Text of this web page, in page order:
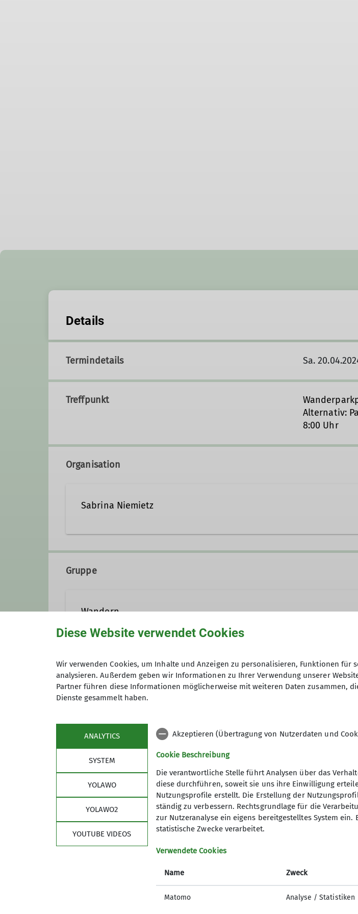
Details
Termindetails Sa.
Treffpunkt
Alternativ:
8:00 Uhr
Organisation
Sabrina Niemietz
Gruppe
Wandern
Anmeldung Anmeldung
Aktuelles
Newsletter
Sektion
Schwarzes Brett
Spenden
Prävention sexualisierter Gewalt
Shop
Diese Website verwendet Cookies
Wir verwenden Cookies, um Inhalte und Anzeigen zu personalisieren, Funktionen
analysieren. Außerdem geben wir Informationen zu Ihrer Verwendung unserer
Partner führen diese Informationen möglicherweise mit weiteren Daten zusammen,
Dienste gesammelt haben.
ANALYTICS
SYSTEM
YOLAWO
YOLAWO2
YOUTUBE VIDEOS
Akzeptieren (Übertragung von Nutzerdaten und
Cookie Beschreibung
Die verantwortliche Stelle führt Analysen über das
diese durchführen, soweit sie uns ihre Einwilligung
Nutzungsprofile erstellt. Die Erstellung der
ständig zu verbessern. Rechtsgrundlage für die
zur Nutzeranalyse ein eigens bereitgestelltes System
statistische Zwecke verarbeitet.
Verwendete Cookies
Name Zweck
Matomo Analyse / Statistiken